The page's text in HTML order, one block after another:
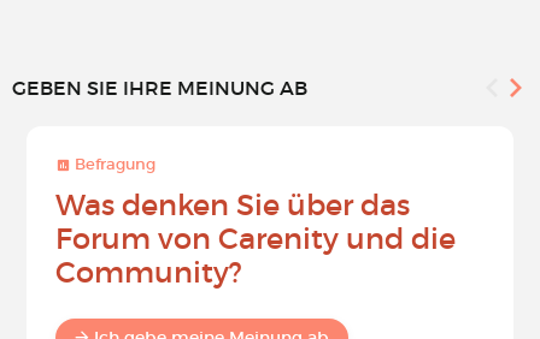
GEBEN SIE IHRE MEINUNG AB
Befragung
Was denken Sie über das
Forum von Carenity und die
Community?